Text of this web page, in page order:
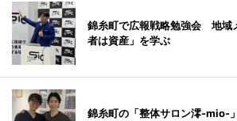
錦糸町で広報戦略勉強会 地域
者は資産」を学ぶ
錦糸町の「整体サロン澪-mio-